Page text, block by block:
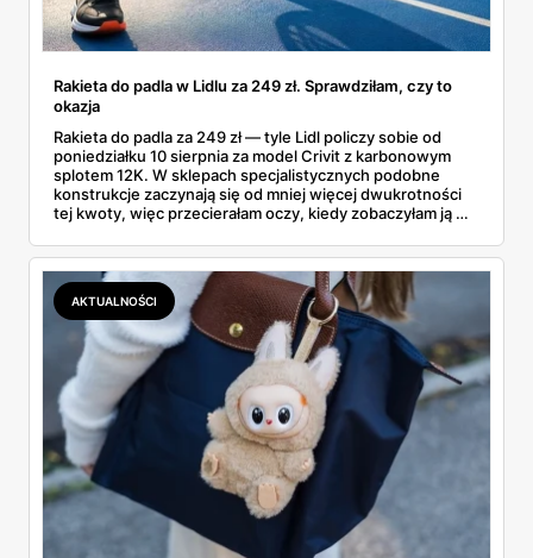
Rakieta do padla w Lidlu za 249 zł. Sprawdziłam, czy to
okazja
Rakieta do padla za 249 zł — tyle Lidl policzy sobie od
poniedziałku 10 sierpnia za model Crivit z karbonowym
splotem 12K. W sklepach specjalistycznych podobne
konstrukcje zaczynają się od mniej więcej dwukrotności
tej kwoty, więc przecierałam oczy, kiedy zobaczyłam ją w
najszybciej rosnący sport w Polsce: kortów przybywa
lawinowo, a chętnych jeszcze szybciej. Sprawdziłam, co
dokładnie dostajemy za te pieniądze i komu taka rakieta
faktycznie wystarczy.
AKTUALNOŚCI